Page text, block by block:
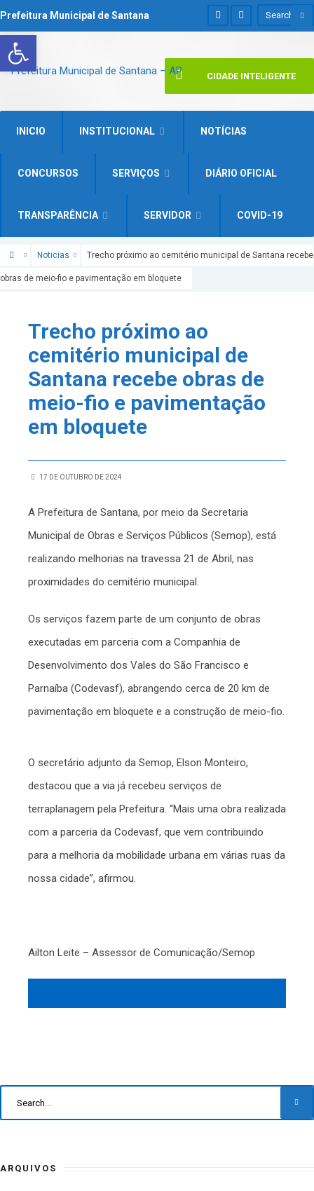
Prefeitura Municipal de Santana
INICIO INSTITUCIONAL NOTÍCIAS
CONCURSOS SERVIÇOS DIÁRIO OFICIAL
TRANSPARÊNCIA SERVIDOR COVID-19
CIDADE INTELIGENTE
Noticias Trecho próximo ao cemitério municipal de Santana recebe
obras de meio-fio e pavimentação em bloquete
Trecho próximo ao
cemitério municipal de
Santana recebe obras de
meio-fio e pavimentação
em bloquete
17 DE OUTUBRO DE 2024
A Prefeitura de Santana, por meio da Secretaria
Municipal de Obras e Serviços Públicos (Semop), está
realizando melhorias na travessa 21 de Abril, nas
proximidades do cemitério municipal.
Os serviços fazem parte de um conjunto de obras
executadas em parceria com a Companhia de
Desenvolvimento dos Vales do São Francisco e
Parnaíba (Codevasf), abrangendo cerca de 20 km de
pavimentação em bloquete e a construção de meio-fio.
O secretário adjunto da Semop, Elson Monteiro,
destacou que a via já recebeu serviços de
terraplanagem pela Prefeitura. “Mais uma obra realizada
com a parceria da Codevasf, que vem contribuindo
para a melhoria da mobilidade urbana em várias ruas da
nossa cidade”, afirmou.
Ailton Leite – Assessor de Comunicação/Semop
ARQUIVOS
Abrir a barra de ferramentas